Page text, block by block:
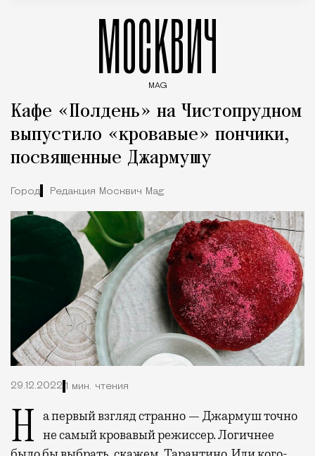
МОСКВИЧ
MAG
Кафе «Полдень» на Чистопрудном
выпустило «кровавые» пончики,
посвященные Джармушу
Город Редакция Москвич Mag
29.12.2022 1 мин. чтения
На первый взгляд странно — Джармуш точно не самый кровавый режиссер. Логичнее